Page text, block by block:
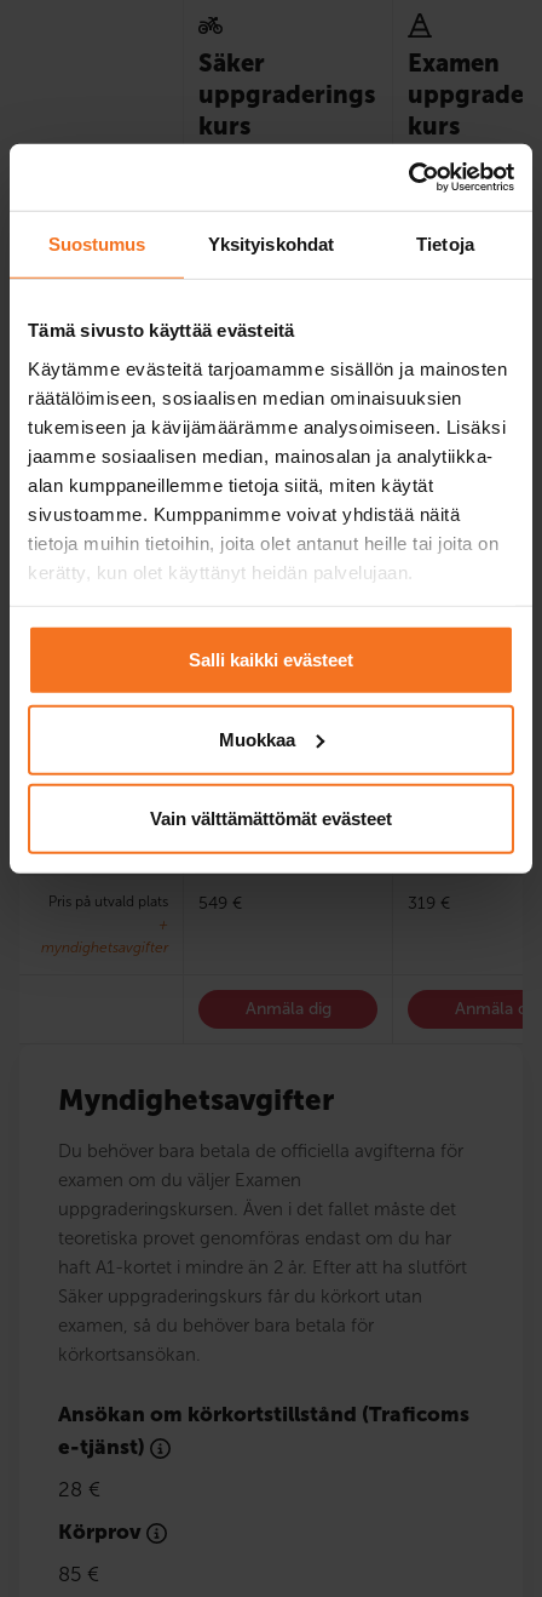
Suostumus Yksityiskohdat Tietoja
Tämä sivusto käyttää evästeitä
Käytämme evästeitä tarjoamamme sisällön ja mainosten
räätälöimiseen, sosiaalisen median ominaisuuksien
tukemiseen ja kävijämäärämme analysoimiseen. Lisäksi
jaamme sosiaalisen median, mainosalan ja analytiikka-
alan kumppaneillemme tietoja siitä, miten käytät
sivustoamme. Kumppanimme voivat yhdistää näitä
tietoja muihin tietoihin, joita olet antanut heille tai joita on
kerätty, kun olet käyttänyt heidän palvelujaan.
Salli kaikki evästeet
Muokkaa
Vain välttämättömät evästeet
Säker
uppgraderings
kurs
i kategori A2 utan
Examen
kurs
2 timmar
varefter du avlägger
hanteringsprov och
i kategori A2 samt
Körlektioner med
motorcykel
min.
5 2
E-teorilektioner 2 behövs inte
Användning av
och körkläder vid
första körprov
behövs inte
och lärobok
teoriprov
utvald plats
finska, engelska och
svenska.
Pris på utvald plats
+
myndighetsavgifter
549 € 319 €
Anmäla dig Anmäla dig
Myndighetsavgifter
Du behöver bara betala de officiella avgifterna för
examen om du väljer Examen
uppgraderingskursen. Även i det fallet måste det
teoretiska provet genomföras endast om du har
haft A1-kortet i mindre än 2 år. Efter att ha slutfört
Säker uppgraderingskurs får du körkort utan
examen, så du behöver bara betala för
körkortsansökan.
Ansökan om körkortstillstånd (Traficoms
e-tjänst)
28 €
Körprov
85 €